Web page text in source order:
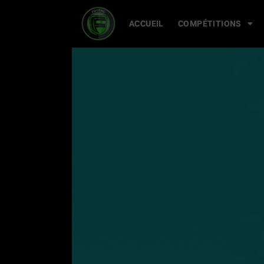
ACCUEIL COMPÉTITIONS
ACCUEIL COMPÉTITIONS